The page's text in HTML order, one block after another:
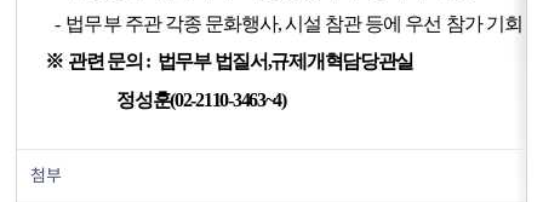
- 법무부 주관 각종 문화행사, 시설 참관 등에 우선 참가 기회
※ 관련 문의 : 법무부 법질서,규제개혁담당관실
정성훈(02-2110-3463~4)
첨부